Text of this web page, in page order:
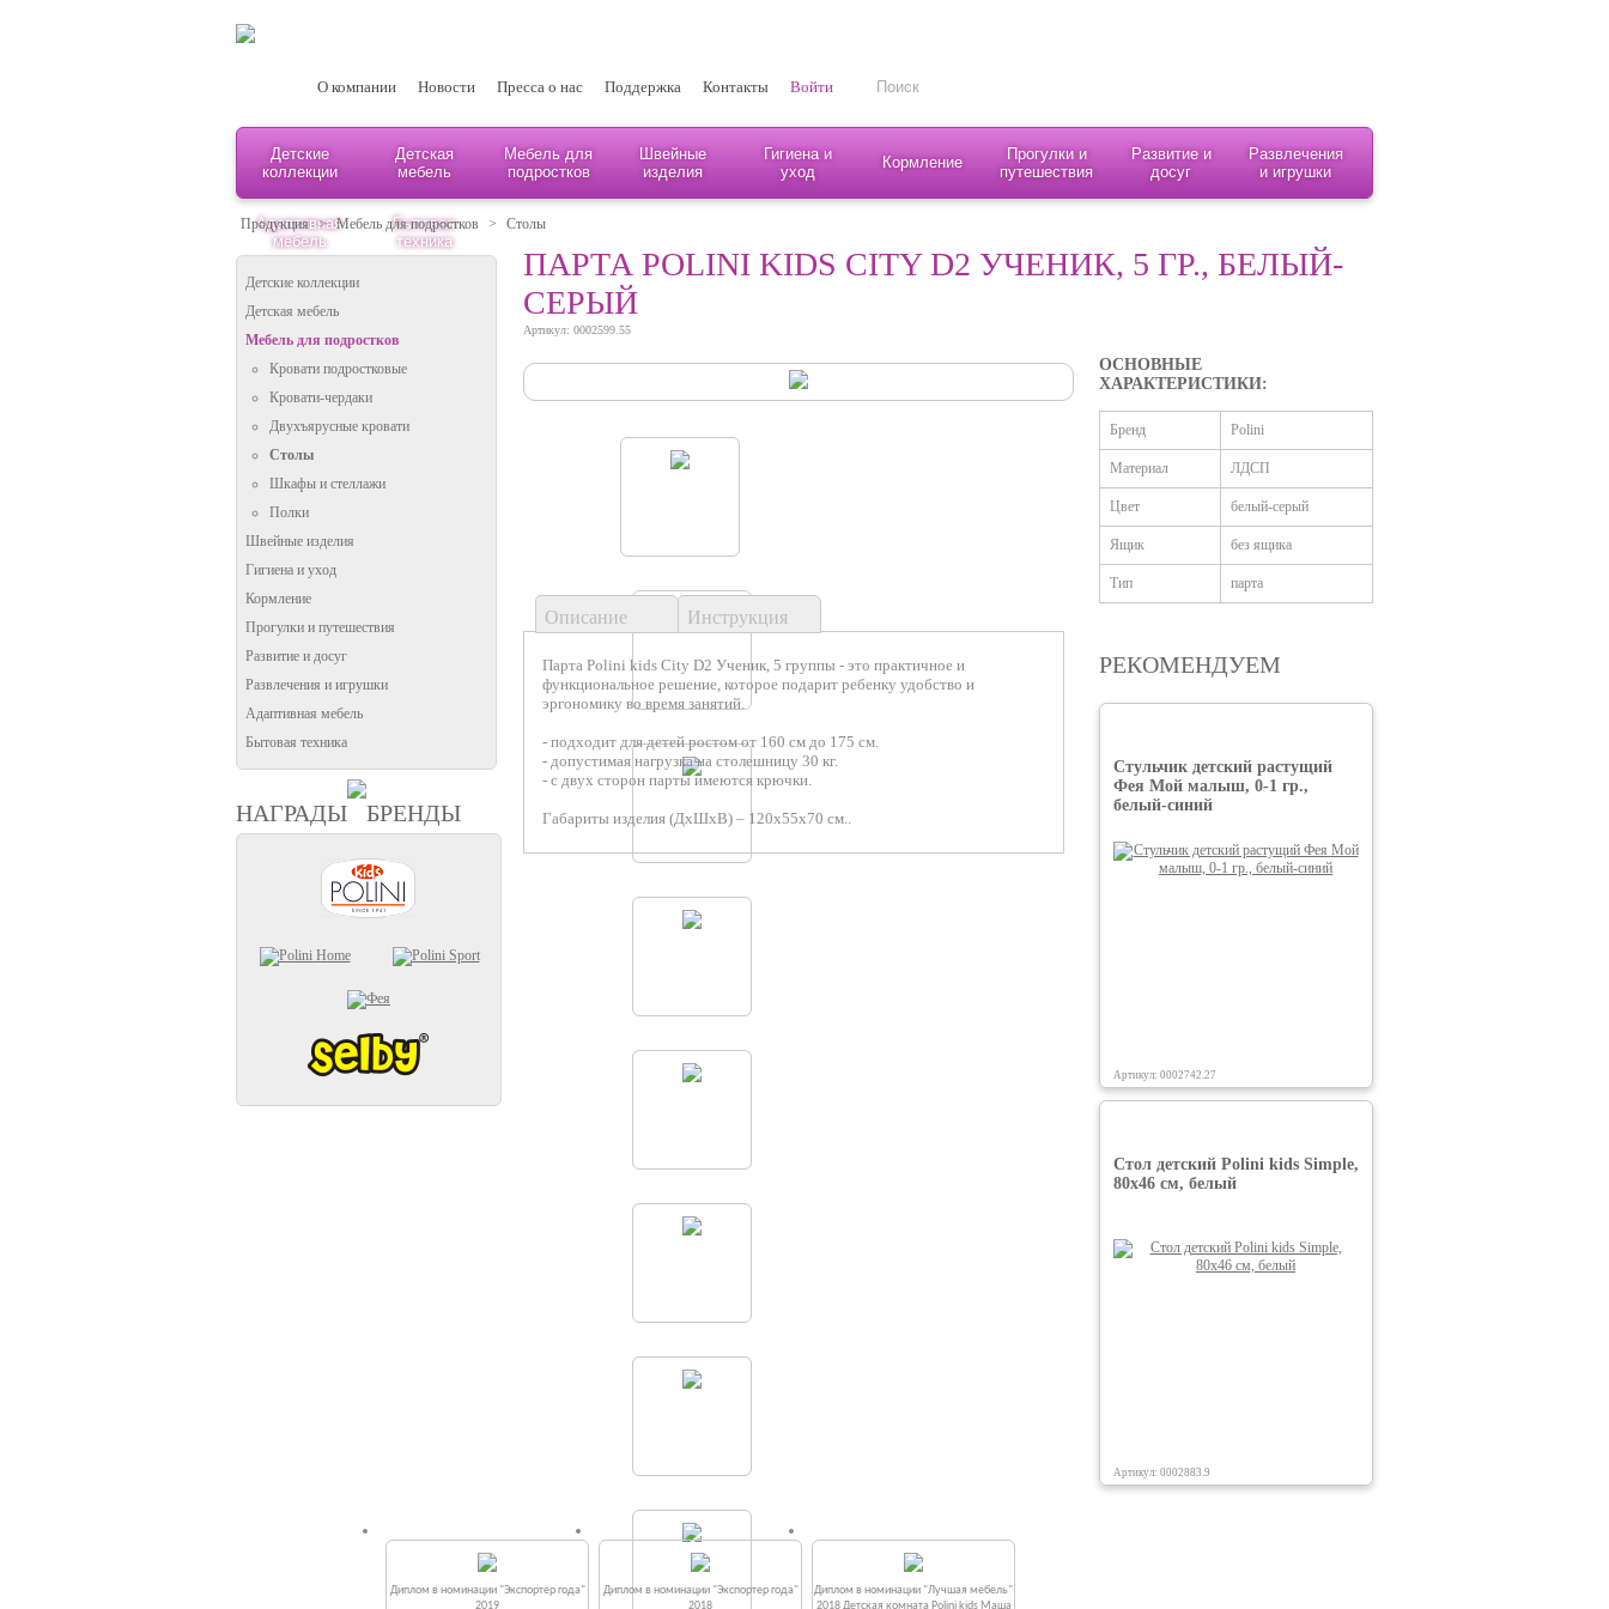
О компании Новости Пресса о нас Поддержка Контакты Войти
Детские
коллекции
Детская
мебель
Мебель для
подростков
Швейные
изделия
Гигиена и
уход
Кормление
Прогулки и
путешествия
Развитие и
досуг
Развлечения
и игрушки
Адаптивная
мебель
Бытовая
техника
Продукция > Мебель для подростков > Столы
Детские коллекции
Детская мебель
Мебель для подростков
Кровати подростковые
Кровати-чердаки
Двухъярусные кровати
Столы
Шкафы и стеллажи
Полки
Швейные изделия
Гигиена и уход
Кормление
Прогулки и путешествия
Развитие и досуг
Развлечения и игрушки
Адаптивная мебель
Бытовая техника
НАГРАДЫ БРЕНДЫ
ПАРТА POLINI KIDS CITY D2 УЧЕНИК, 5 ГР., БЕЛЫЙ-
СЕРЫЙ
Артикул: 0002599.55
Описание Инструкция
Парта Polini kids City D2 Ученик, 5 группы - это практичное и
функциональное решение, которое подарит ребенку удобство и
эргономику во время занятий.
- подходит для детей ростом от 160 см до 175 см.
- допустимая нагрузка на столешницу 30 кг.
- с двух сторон парты имеются крючки.
Габариты изделия (ДхШхВ) – 120х55х70 см..
ОСНОВНЫЕ
ХАРАКТЕРИСТИКИ:
Бренд Polini
Материал ЛДСП
Цвет белый-серый
Ящик без ящика
Тип парта
РЕКОМЕНДУЕМ
Стульчик детский растущий
Фея Мой малыш, 0-1 гр.,
белый-синий
Артикул: 0002742.27
Стол детский Polini kids Simple,
80х46 см, белый
Артикул: 0002883.9
Диплом в номинации "Экспортер года"
2019
Диплом в номинации "Экспортер года"
2018
Диплом в номинации "Лучшая мебель"
2018 Детская комната Polini kids Маша